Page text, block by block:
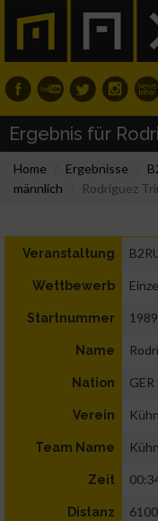
Ergebnis für
Home Ergebnisse
männlich
Rodriguez
Veranstaltung
Wettbewerb
Startnummer
Name
Nation GER
Verein
Team Name
Zeit
Distanz